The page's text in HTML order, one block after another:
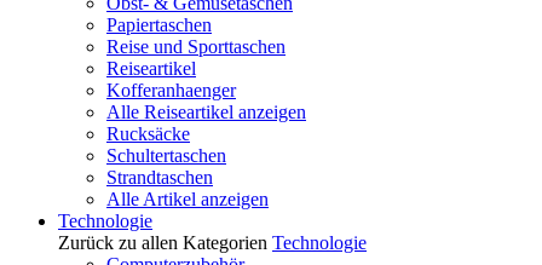
Papiertaschen
Reise und Sporttaschen
Reiseartikel
Kofferanhaenger
Alle Reiseartikel anzeigen
Rucksäcke
Schultertaschen
Strandtaschen
Alle Artikel anzeigen
Technologie
Zurück zu allen Kategorien Technologie